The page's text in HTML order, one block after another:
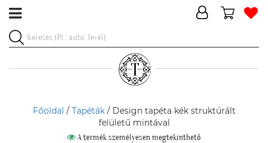
Főoldal / Tapéták/ Design tapéta kék struktúrált
felületű mintával
A termék személyesen megtekinthető